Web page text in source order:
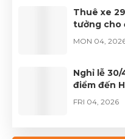
Thuê xe
tưởng cho
MON 04,
Nghỉ lễ 30/
điểm đến
FRI 04, 2026